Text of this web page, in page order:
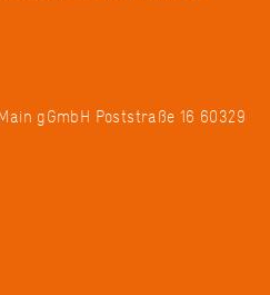
gGmbH Poststraße 16 60329